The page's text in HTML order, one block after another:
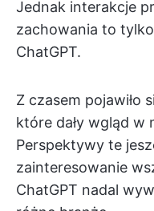
Jednak interakcje
zachowania to
ChatGPT.
Z czasem pojawiło
które dały wgląd w
Perspektywy te
zainteresowanie
ChatGPT nadal